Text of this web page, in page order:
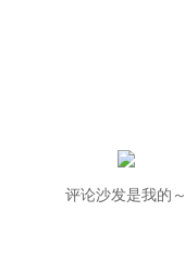
评论沙发是我的～